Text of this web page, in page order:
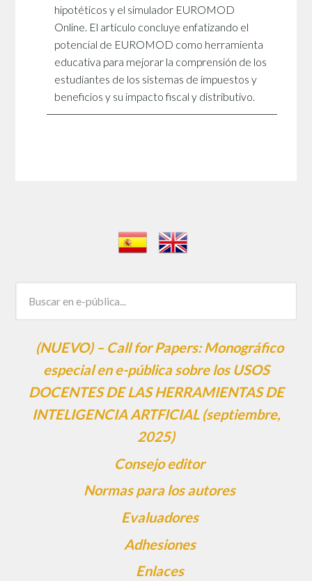
hipotéticos y el simulador EUROMOD
Online. El artículo concluye enfatizando el
potencial de EUROMOD como herramienta
educativa para mejorar la comprensión de los
estudiantes de los sistemas de impuestos y
beneficios y su impacto fiscal y distributivo.
(NUEVO) – Call for Papers: Monográfico
especial en e-pública sobre los USOS
DOCENTES DE LAS HERRAMIENTAS DE
INTELIGENCIA ARTFICIAL (septiembre,
2025)
Consejo editor
Normas para los autores
Evaluadores
Adhesiones
Enlaces